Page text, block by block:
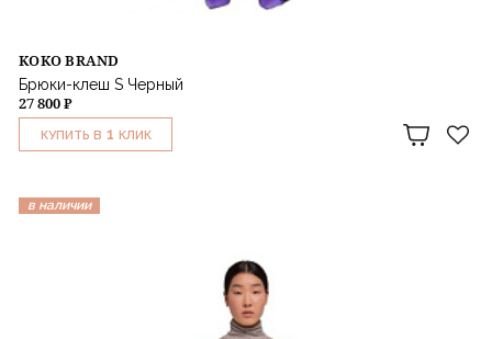
KOKO BRAND
Брюки-клеш S Черный
27 800 ₽
КУПИТЬ В 1 КЛИК
в наличии